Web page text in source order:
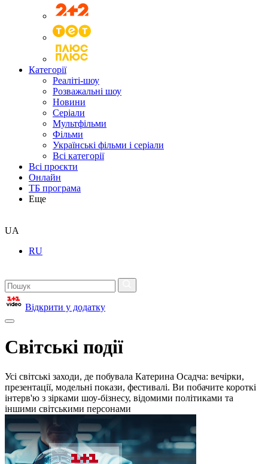
Категорії
Реаліті-шоу
Розважальні шоу
Новини
Серіали
Мультфільми
Фільми
Українські фільми і серіали
Всі категорії
Всі проєкти
Онлайн
ТБ програма
Еще
UA
RU
Відкрити у додатку
Світські події
Усі світські заходи, де побувала Катерина Осадча: вечірки,
презентації, модельні покази, фестивалі. Ви побачите короткі
інтерв'ю з зірками шоу-бізнесу, відомими політиками та
іншими світськими персонами